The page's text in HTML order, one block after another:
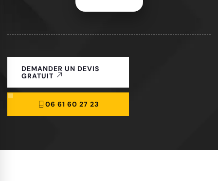
DEMANDER UN DEVIS
GRATUIT
06 61 60 27 23